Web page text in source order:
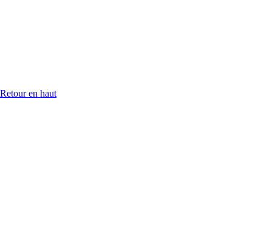
Retour en haut